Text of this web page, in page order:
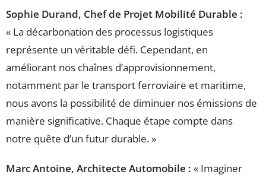
Sophie Durand, Chef de Projet Mobilité Durable :
« La décarbonation des processus logistiques
représente un véritable défi. Cependant, en
améliorant nos chaînes d’approvisionnement,
notamment par le transport ferroviaire et maritime,
nous avons la possibilité de diminuer nos émissions de
manière significative. Chaque étape compte dans
notre quête d’un futur durable. »
Marc Antoine, Architecte Automobile : « Imaginer